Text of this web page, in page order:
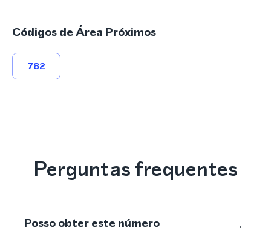
Códigos de Área Próximos
782
Perguntas frequentes
Posso obter este número